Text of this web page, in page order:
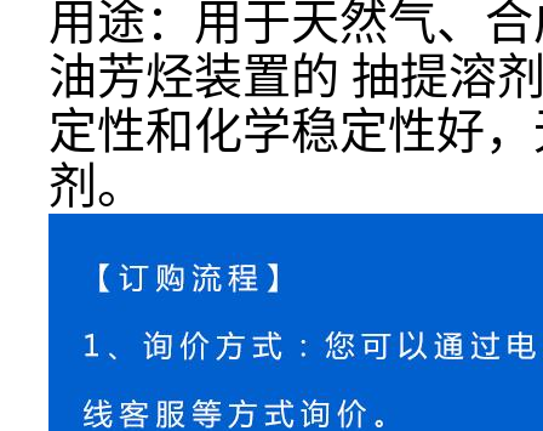
用途： 用于天然气、
油芳烃装置的 抽提溶
定性和化学稳定性好
剂。